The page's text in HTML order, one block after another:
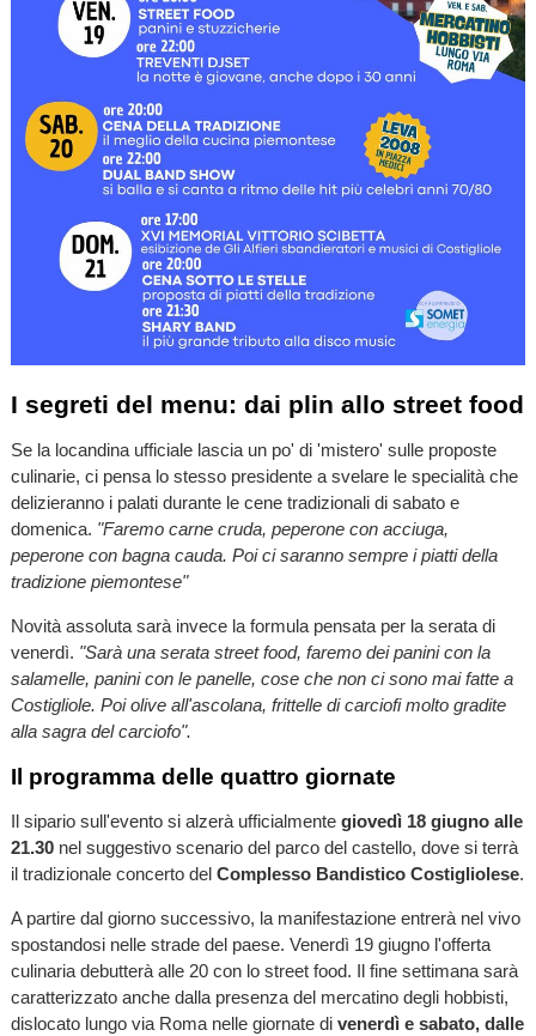
I segreti del menu: dai plin allo street food
Se la locandina ufficiale lascia un po' di 'mistero' sulle proposte
culinarie, ci pensa lo stesso presidente a svelare le specialità che
delizieranno i palati durante le cene tradizionali di sabato e
domenica. "Faremo carne cruda, peperone con acciuga,
peperone con bagna cauda. Poi ci saranno sempre i piatti della
tradizione piemontese"
Novità assoluta sarà invece la formula pensata per la serata di
venerdì. "Sarà una serata street food, faremo dei panini con la
salamelle, panini con le panelle, cose che non ci sono mai fatte a
Costigliole. Poi olive all'ascolana, frittelle di carciofi molto gradite
alla sagra del carciofo".
Il programma delle quattro giornate
Il sipario sull'evento si alzerà ufficialmente giovedì 18 giugno alle
21.30nel suggestivo scenario del parco del castello, dove si terrà
il tradizionale concerto del Complesso Bandistico Costigliolese.
A partire dal giorno successivo, la manifestazione entrerà nel vivo
spostandosi nelle strade del paese. Venerdì 19 giugno l'offerta
culinaria debutterà alle 20 con lo street food. Il fine settimana sarà
caratterizzato anche dalla presenza del mercatino degli hobbisti,
dislocato lungo via Roma nelle giornate divenerdì e sabato, dalle